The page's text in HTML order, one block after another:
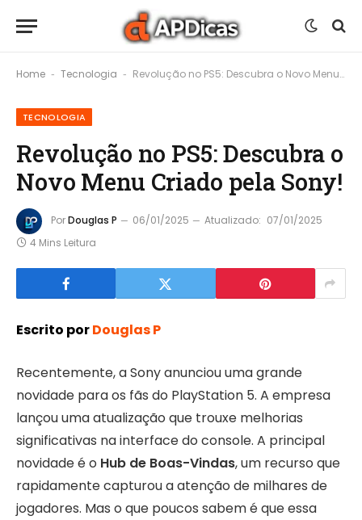
Home - Tecnologia - Revolução no PS5: Descubra o Novo Menu Criado pela Sony!
TECNOLOGIA
Revolução no PS5: Descubra o
Novo Menu Criado pela Sony!
PorDouglas P 06/01/2025 Atualizado: 07/01/2025
4 Mins Leitura
Escrito porDouglas P
Recentemente, a Sony anunciou uma grande
novidade para os fãs do PlayStation 5. A empresa
lançou uma atualização que trouxe melhorias
significativas na interface do console. A principal
novidade é o Hub de Boas-Vindas, um recurso que
rapidamente capturou a atenção de milhares de
jogadores. Mas o que poucos sabem é que essa